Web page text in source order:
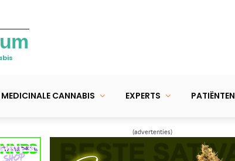
MEDICINALE CANNABIS EXPERTS PATIËNTEN
(advertenties)